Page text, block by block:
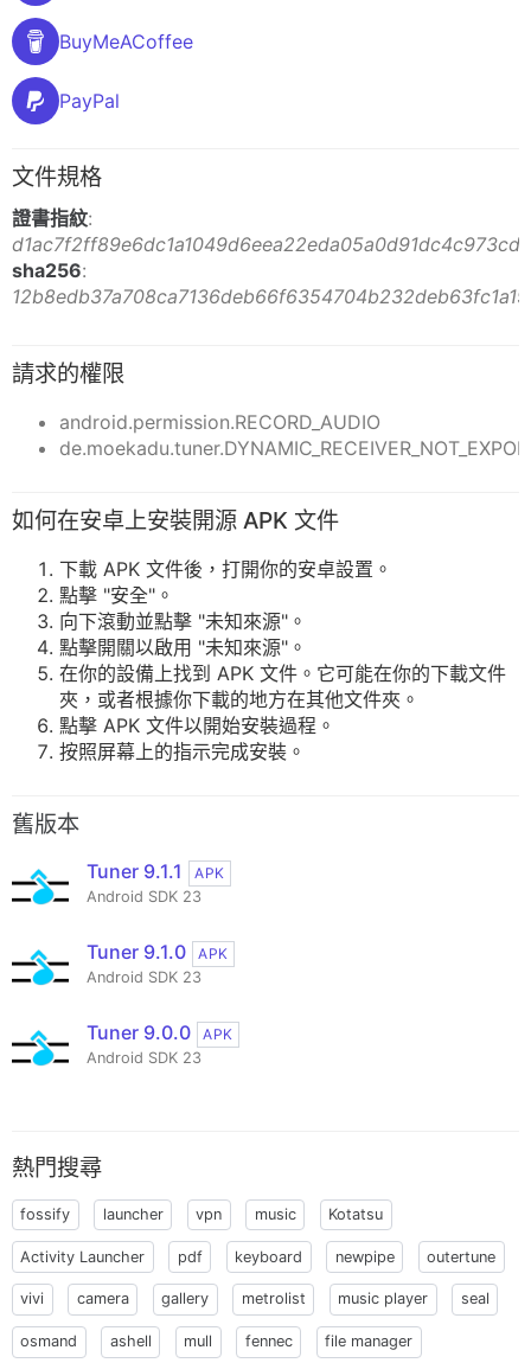
BuyMeACoffee
PayPal
文件規格
證書指紋:
sha256:
請求的權限
android.permission.RECORD_AUDIO
如何在安卓上安裝開源 APK 文件
下載 APK 文件後，打開你的安卓設置。
點擊 "安全"。
向下滾動並點擊 "未知來源"。
點擊開關以啟用 "未知來源"。
在你的設備上找到 APK 文件。它可能在你的下載文件
夾，或者根據你下載的地方在其他文件夾。
點擊 APK 文件以開始安裝過程。
按照屏幕上的指示完成安裝。
舊版本
Tuner 9.1.1
APK
Android SDK 23
Tuner 9.1.0
APK
Android SDK 23
Tuner 9.0.0
APK
Android SDK 23
熱門搜尋
fossify launcher vpn music Kotatsu
Activity Launcher pdf keyboard newpipe outertune
vivi camera gallery metrolist music player seal
osmand ashell mull fennec file manager